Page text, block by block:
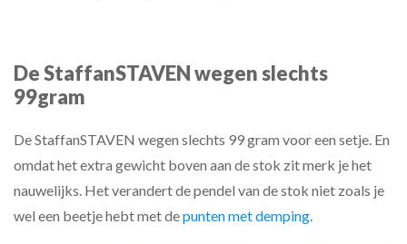
De StaffanSTAVEN wegen slechts
99gram
De StaffanSTAVEN wegen slechts 99 gram voor een setje. En
omdat het extra gewicht boven aan de stok zit merk je het
nauwelijks. Het verandert de pendel van de stok niet zoals je
wel een beetje hebt met depunten met demping